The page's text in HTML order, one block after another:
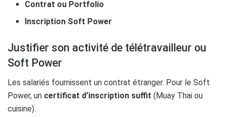
Contrat ou Portfolio
Inscription Soft Power
Justifier son activité de télétravailleur ou
Soft Power
Les salariés fournissent un contrat étranger. Pour le Soft
Power, un certificat d’inscription suffit (Muay Thai ou
cuisine).